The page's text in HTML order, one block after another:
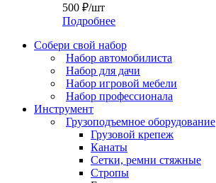
500 ₽/шт
Подробнее
Собери свой набор
Набор автомобилиста
Набор для дачи
Набор игровой мебели
Набор профессионала
Инструмент
Грузоподъемное оборудование
Грузовой крепеж
Канаты
Сетки, ремни стяжные
Стропы